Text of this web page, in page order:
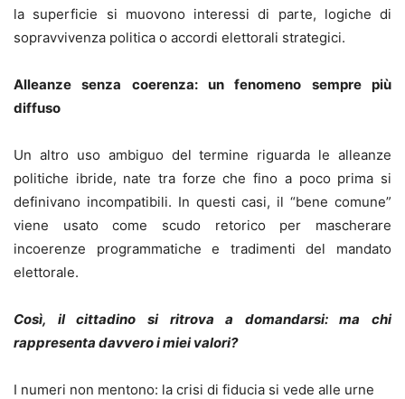
la superficie si muovono interessi di parte, logiche di
sopravvivenza politica o accordi elettorali strategici.
Alleanze senza coerenza: un fenomeno sempre più
diffuso
Un altro uso ambiguo del termine riguarda le alleanze
politiche ibride, nate tra forze che fino a poco prima si
definivano incompatibili. In questi casi, il “bene comune”
viene usato come scudo retorico per mascherare
incoerenze programmatiche e tradimenti del mandato
elettorale.
Così, il cittadino si ritrova a domandarsi: ma chi
rappresenta davvero i miei valori?
I numeri non mentono: la crisi di fiducia si vede alle urne